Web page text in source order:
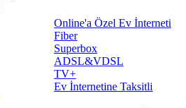
Online'a Özel Ev İnterneti
Fiber
Superbox
ADSL&VDSL
TV+
Ev İnternetine Taksitli